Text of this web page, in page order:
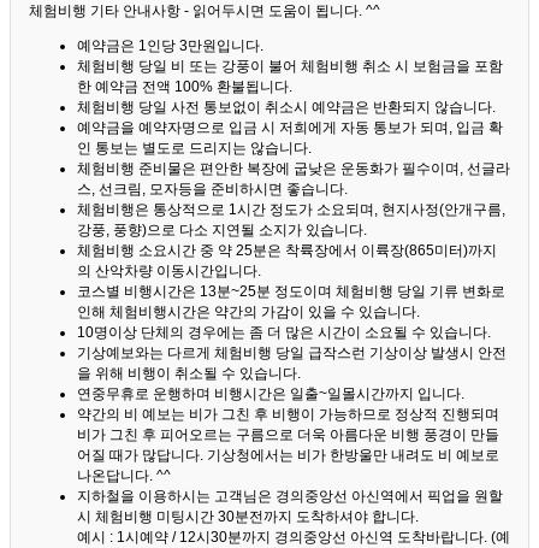
체험비행 기타 안내사항 - 읽어두시면 도움이 됩니다. ^^
예약금은 1인당 3만원입니다.
체험비행 당일 비 또는 강풍이 불어 체험비행 취소 시 보험금을 포함
한 예약금 전액 100% 환불됩니다.
체험비행 당일 사전 통보없이 취소시 예약금은 반환되지 않습니다.
예약금을 예약자명으로 입금 시 저희에게 자동 통보가 되며, 입금 확
인 통보는 별도로 드리지는 않습니다.
체험비행 준비물은 편안한 복장에 굽낮은 운동화가 필수이며, 선글라
스, 선크림, 모자등을 준비하시면 좋습니다.
체험비행은 통상적으로 1시간 정도가 소요되며, 현지사정(안개구름,
강풍, 풍향)으로 다소 지연될 소지가 있습니다.
체험비행 소요시간 중 약 25분은 착륙장에서 이륙장(865미터)까지
의 산악차량 이동시간입니다.
코스별 비행시간은 13분~25분 정도이며 체험비행 당일 기류 변화로
인해 체험비행시간은 약간의 가감이 있을 수 있습니다.
10명이상 단체의 경우에는 좀 더 많은 시간이 소요될 수 있습니다.
기상예보와는 다르게 체험비행 당일 급작스런 기상이상 발생시 안전
을 위해 비행이 취소될 수 있습니다.
연중무휴로 운행하며 비행시간은 일출~일몰시간까지 입니다.
약간의 비 예보는 비가 그친 후 비행이 가능하므로 정상적 진행되며
비가 그친 후 피어오르는 구름으로 더욱 아름다운 비행 풍경이 만들
어질 때가 많답니다. 기상청에서는 비가 한방울만 내려도 비 예보로
나온답니다. ^^
지하철을 이용하시는 고객님은 경의중앙선 아신역에서 픽업을 원할
시 체험비행 미팅시간 30분전까지 도착하셔야 합니다.
예시 : 1시예약 / 12시30분까지 경의중앙선 아신역 도착바랍니다. (예